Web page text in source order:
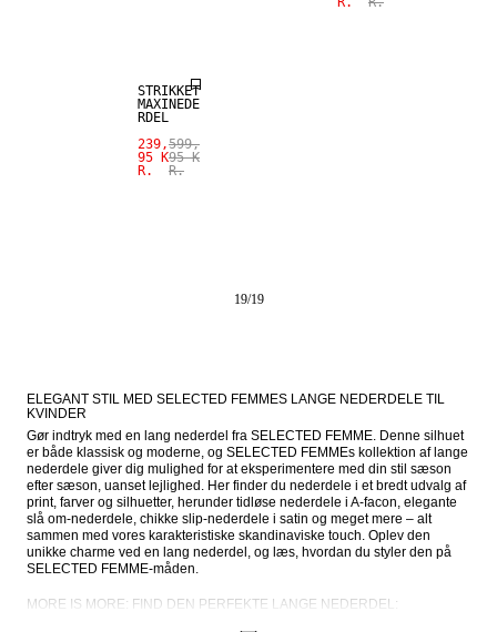
STRIKKET
MAXINEDE
RDEL
239,
95 K
R.
599,
95 K
R.
19/19
ELEGANT STIL MED SELECTED FEMMES LANGE NEDERDELE TIL
KVINDER
Gør indtryk med en lang nederdel fra SELECTED FEMME. Denne silhuet
er både klassisk og moderne, og SELECTED FEMMEs kollektion af lange
nederdele giver dig mulighed for at eksperimentere med din stil sæson
efter sæson, uanset lejlighed. Her finder du nederdele i et bredt udvalg af
print, farver og silhuetter, herunder tidløse nederdele i A-facon, elegante
slå om-nederdele, chikke slip-nederdele i satin og meget mere – alt
sammen med vores karakteristiske skandinaviske touch. Oplev den
unikke charme ved en lang nederdel, og læs, hvordan du styler den på
SELECTED FEMME-måden.
MORE IS MORE: FIND DEN PERFEKTE LANGE NEDERDEL: